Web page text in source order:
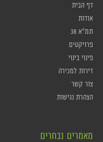
דף הבית
אודות
תמ"א 38
פרויקטים
פינוי בינוי
דירות למכירה
צור קשר
הצהרת נגישות
מאמרים נבחרים